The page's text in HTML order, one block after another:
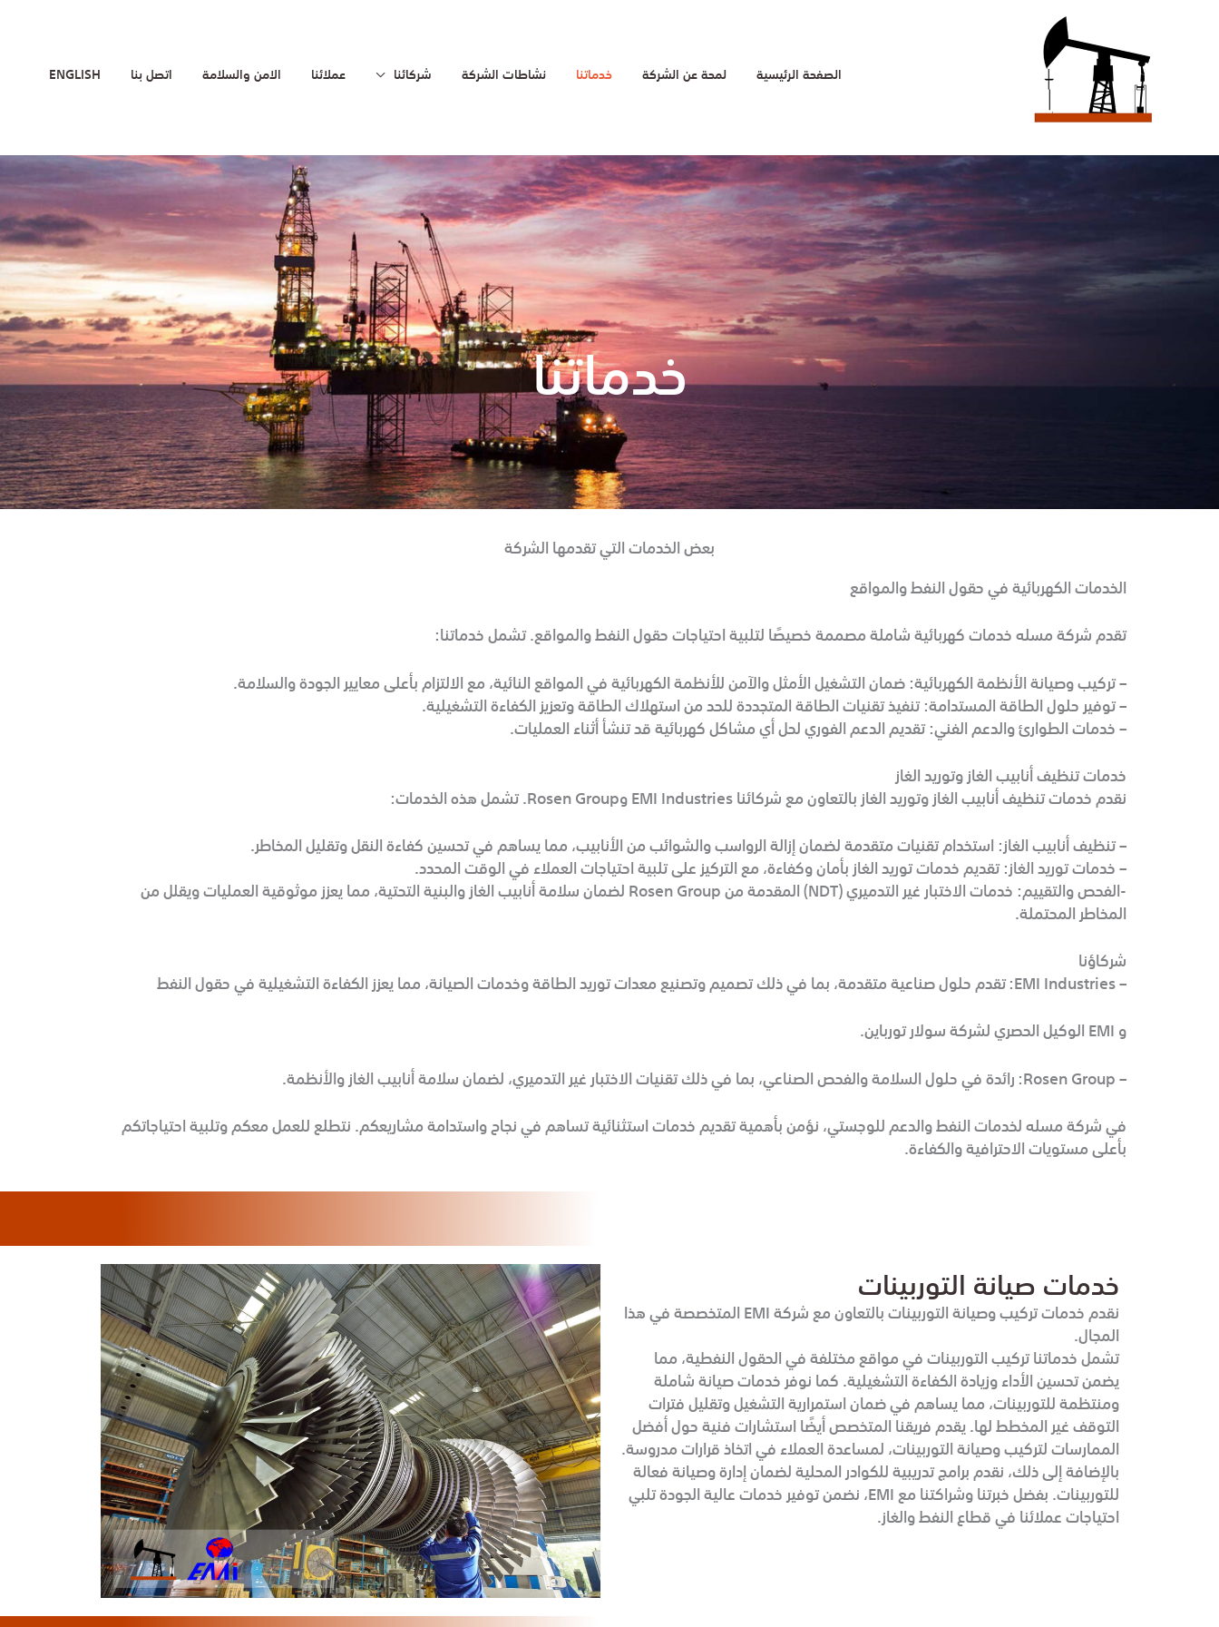
الصفحة الرئيسية لمحة عن الشركة خدماتنا نشاطات الشركة شركائنا عملائنا الامن والسلامة اتصل بنا ENGLISH
خدماتنا
بعض الخدمات التي تقدمها الشركة
الخدمات الكهربائية في حقول النفط والمواقع
تقدم شركة مسله خدمات كهربائية شاملة مصممة خصيصًا لتلبية احتياجات حقول النفط والمواقع. تشمل خدماتنا:
– تركيب وصيانة الأنظمة الكهربائية: ضمان التشغيل الأمثل والآمن للأنظمة الكهربائية في المواقع النائية، مع الالتزام بأعلى معايير الجودة والسلامة.
– توفير حلول الطاقة المستدامة: تنفيذ تقنيات الطاقة المتجددة للحد من استهلاك الطاقة وتعزيز الكفاءة التشغيلية.
– خدمات الطوارئ والدعم الفني: تقديم الدعم الفوري لحل أي مشاكل كهربائية قد تنشأ أثناء العمليات.
خدمات تنظيف أنابيب الغاز وتوريد الغاز
نقدم خدمات تنظيف أنابيب الغاز وتوريد الغاز بالتعاون مع شركائنا EMI Industries وRosen Group. تشمل هذه الخدمات:
– تنظيف أنابيب الغاز: استخدام تقنيات متقدمة لضمان إزالة الرواسب والشوائب من الأنابيب، مما يساهم في تحسين كفاءة النقل وتقليل المخاطر.
– خدمات توريد الغاز: تقديم خدمات توريد الغاز بأمان وكفاءة، مع التركيز على تلبية احتياجات العملاء في الوقت المحدد.
-الفحص والتقييم: خدمات الاختبار غير التدميري (NDT) المقدمة من Rosen Group لضمان سلامة أنابيب الغاز والبنية التحتية، مما يعزز موثوقية العمليات ويقلل من
المخاطر المحتملة.
شركاؤنا
– EMI Industries: تقدم حلول صناعية متقدمة، بما في ذلك تصميم وتصنيع معدات توريد الطاقة وخدمات الصيانة، مما يعزز الكفاءة التشغيلية في حقول النفط
و EMI الوكيل الحصري لشركة سولار تورباين.
– Rosen Group: رائدة في حلول السلامة والفحص الصناعي، بما في ذلك تقنيات الاختبار غير التدميري، لضمان سلامة أنابيب الغاز والأنظمة.
في شركة مسله لخدمات النفط والدعم للوجستي، نؤمن بأهمية تقديم خدمات استثنائية تساهم في نجاح واستدامة مشاريعكم. نتطلع للعمل معكم وتلبية احتياجاتكم
بأعلى مستويات الاحترافية والكفاءة.
خدمات صيانة التوربينات
نقدم خدمات تركيب وصيانة التوربينات بالتعاون مع شركة EMI المتخصصة في هذا
المجال.
تشمل خدماتنا تركيب التوربينات في مواقع مختلفة في الحقول النفطية، مما
يضمن تحسين الأداء وزيادة الكفاءة التشغيلية. كما نوفر خدمات صيانة شاملة
ومنتظمة للتوربينات، مما يساهم في ضمان استمرارية التشغيل وتقليل فترات
التوقف غير المخطط لها. يقدم فريقنا المتخصص أيضًا استشارات فنية حول أفضل
الممارسات لتركيب وصيانة التوربينات، لمساعدة العملاء في اتخاذ قرارات مدروسة.
بالإضافة إلى ذلك، نقدم برامج تدريبية للكوادر المحلية لضمان إدارة وصيانة فعالة
للتوربينات. بفضل خبرتنا وشراكتنا مع EMI، نضمن توفير خدمات عالية الجودة تلبي
احتياجات عملائنا في قطاع النفط والغاز.